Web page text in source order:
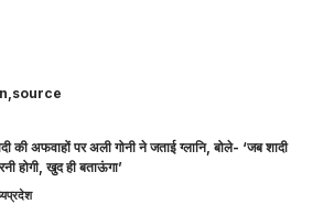
source
की अफवाहों पर अली गोनी ने जताई ग्लानि, बोले- ‘जब शादी
होगी, खुद ही बताऊंगा’